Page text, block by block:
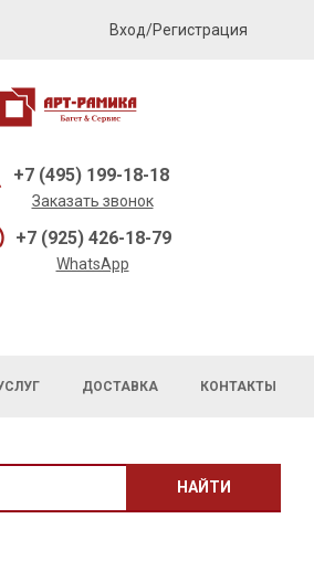
Вход/Регистрация
+7 (495) 199-18-18
Заказать звонок
+7 (925) 426-18-79
WhatsApp
ДОСТАВКА КОНТАКТЫ
НАЙТИ